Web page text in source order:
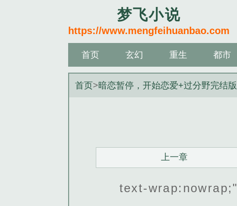
梦飞小说
https://www.mengfeihuanbao.com
首页 玄幻 重生 都市
首页>暗恋暂停，开始恋爱+过分野完结版
上一章
text-wrap:nowrap;"